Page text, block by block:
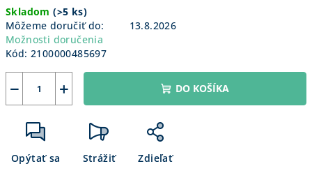
cena:
Skladom(>5 ks)
Môžeme doručiť do:
13.8.2026
Možnosti doručenia
Kód: 2100000485697
+
− DO KOŠÍKA
Opýtať sa Strážiť Zdieľať